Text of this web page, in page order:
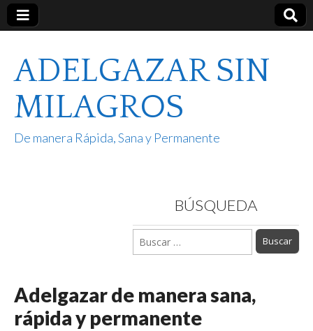
ADELGAZAR SIN
MILAGROS
De manera Rápida, Sana y Permanente
BÚSQUEDA
Buscar:
Adelgazar de manera sana,
rápida y permanente